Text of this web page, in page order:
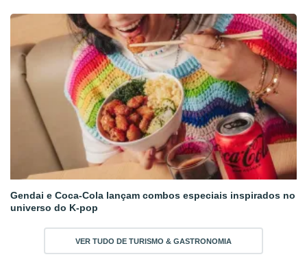
Gendai e Coca-Cola lançam combos especiais inspirados no
universo do K-pop
VER TUDO DE TURISMO & GASTRONOMIA